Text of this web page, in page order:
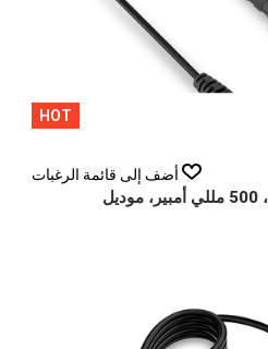
HOT
أضف إلى قائمة الرغبات
ادابتر باناسونيك، 5.5 فولت، 500 مللي أمبير، موديل